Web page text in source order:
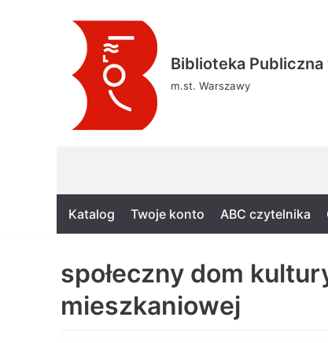
Biblioteka
m.st. Warszawy
Katalog Twoje konto ABC czytelnika
społeczny dom
mieszkaniowej